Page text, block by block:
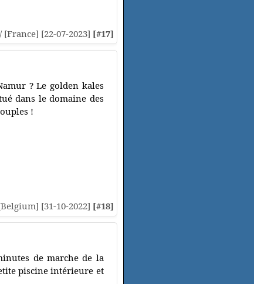
[France] [22-07-2023] [#17]
? Le golden kales
dans le domaine des
!
[31-10-2022] [#18]
de marche de la
piscine intérieure et